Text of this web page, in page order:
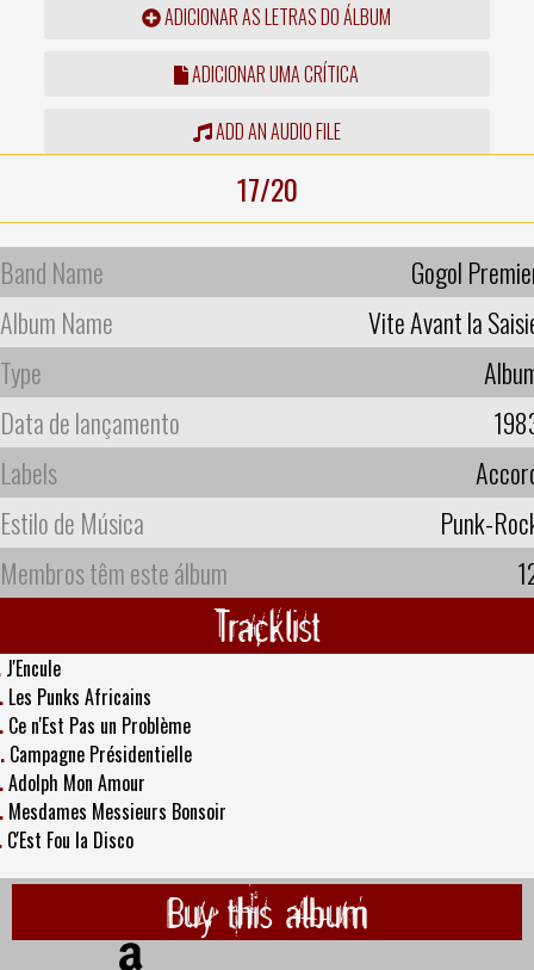
ADICIONAR AS LETRAS DO ÁLBUM
ADICIONAR UMA CRÍTICA
ADD AN AUDIO FILE
17/20
Band Name
Gogol
Album Name
Vite Avant la
Type
Data de lançamento
Labels
Estilo de Música
Punk-
Membros têm este álbum
Tracklist
J'Encule
Les Punks Africains
Ce n'Est Pas un Problème
Campagne Présidentielle
Adolph Mon Amour
Mesdames Messieurs Bonsoir
C'Est Fou la Disco
Buy this album